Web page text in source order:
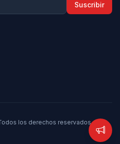
Suscribir
los derechos reservados.